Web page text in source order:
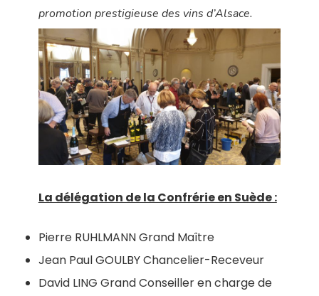
promotion prestigieuse des vins d’Alsace.
La délégation de la Confrérie en Suède :
Pierre RUHLMANN Grand Maître
Jean Paul GOULBY Chancelier-Receveur
David LING Grand Conseiller en charge de